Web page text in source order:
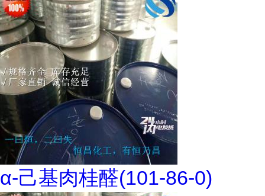
α-己基肉桂醛(101-86-0)